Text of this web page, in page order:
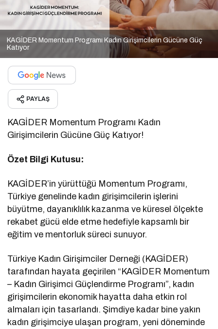
KAGİDER Momentum Programı Kadın Girişimcilerin Gücüne Güç
Katıyor
PAYLAŞ
KAGİDER Momentum Programı Kadın
Girişimcilerin Gücüne Güç Katıyor!
Özet Bilgi Kutusu:
KAGİDER’in yürüttüğü Momentum Programı,
Türkiye genelinde kadın girişimcilerin işlerini
büyütme, dayanıklılık kazanma ve küresel ölçekte
rekabet gücü elde etme hedefiyle kapsamlı bir
eğitim ve mentorluk süreci sunuyor.
Türkiye Kadın Girişimciler Derneği (KAGİDER)
tarafından hayata geçirilen “KAGİDER Momentum
– Kadın Girişimci Güçlendirme Programı”, kadın
girişimcilerin ekonomik hayatta daha etkin rol
almaları için tasarlandı. Şimdiye kadar bine yakın
kadın girişimciye ulaşan program, yeni döneminde